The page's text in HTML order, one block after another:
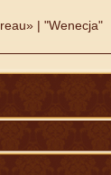
| "Wenecja"